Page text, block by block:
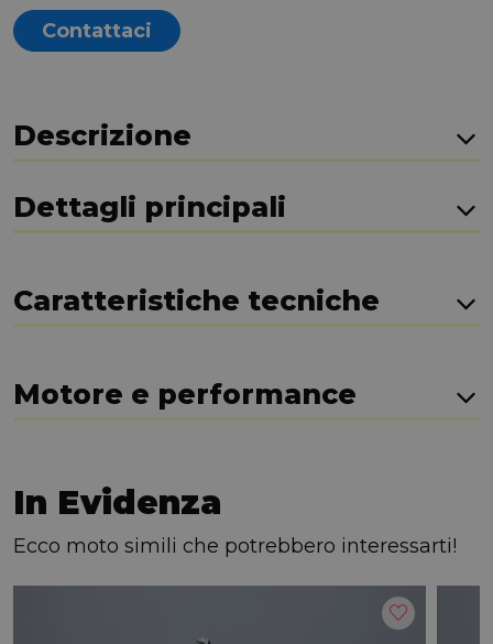
Contattaci
Descrizione
Dettagli principali
Caratteristiche tecniche
Motore e performance
In Evidenza
Ecco moto simili che potrebbero interessarti!